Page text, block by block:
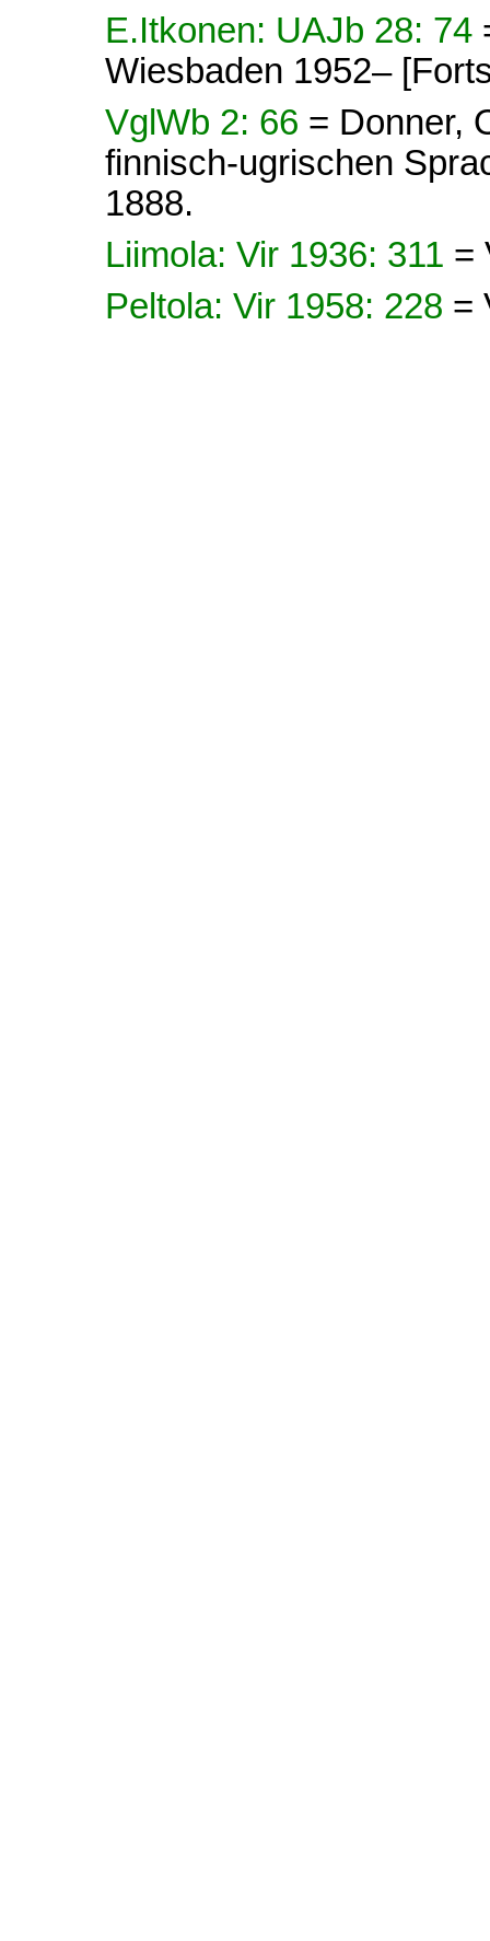
E.Itkonen: UAJb 28: 74
Wiesbaden 1952–
VglWb 2: 66 = Donner,
finnisch-ugrischen
1888.
Liimola: Vir 1936: 311 =
Peltola: Vir 1958: 228 =